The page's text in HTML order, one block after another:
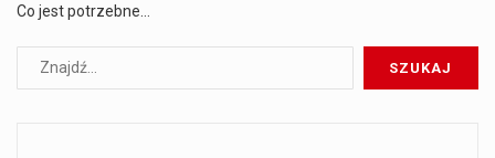
Co jest potrzebne…